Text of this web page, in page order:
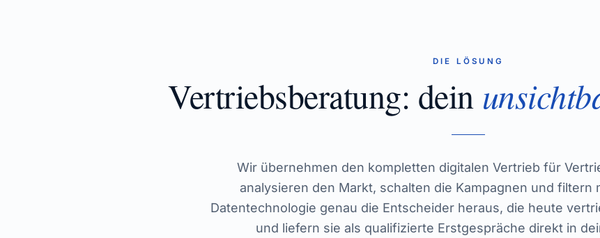
DIE LÖSUNG
Vertriebsberatung: dein
Wir übernehmen den kompletten digitalen Vertrieb für
analysieren den Markt, schalten die Kampagnen und filtern
Datentechnologie genau die Entscheider heraus, die heute
und liefern sie als qualifizierte Erstgespräche direkt in